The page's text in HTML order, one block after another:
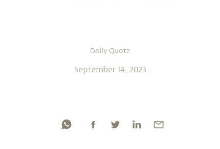
Daily Quote
September 14, 2023